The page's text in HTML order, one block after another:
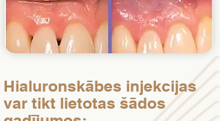
Hialuronskābes injekcijas
var tikt lietotas šādos